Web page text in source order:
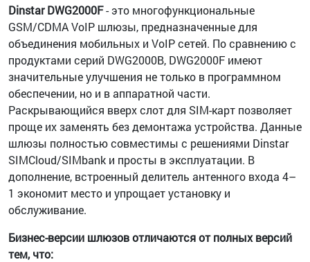
Dinstar DWG2000F- это многофункциональные
GSM/CDMA VoIP шлюзы, предназначенные для
объединения мобильных и VoIP сетей. По сравнению с
продуктами серий DWG2000B, DWG2000F имеют
значительные улучшения не только в программном
обеспечении, но и в аппаратной части.
Раскрывающийся вверх слот для SIM-карт позволяет
проще их заменять без демонтажа устройства. Данные
шлюзы полностью совместимы с решениями Dinstar
SIMCloud/SIMbank и просты в эксплуатации. В
дополнение, встроенный делитель антенного входа 4–
1 экономит место и упрощает установку и
обслуживание.
Бизнес-версии шлюзов отличаются от полных версий
тем, что: